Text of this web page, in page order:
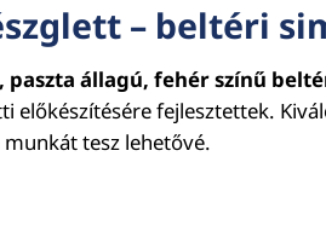
– beltéri
paszta állagú, fehér színű
fejlesztettek.
tesz lehetővé.